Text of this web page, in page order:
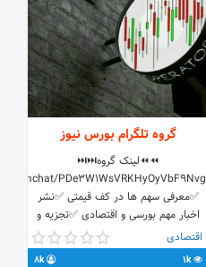
گروه تلگرام بورس نیوز
⏪⏪لینک گروه⏭⏭
joinchat/PDe3W1WsVRKHyOyVbF9Nvg
✅معرفی سهم ها در کف قیمتی ✅نشر
اخبار مهم بورسی و اقتصادی ✅تجزیه و
تحلیل سهم ها از لحاظ بنیادی ✅بررسی و
تحلیل و درج نمودار و اخبار سهم ها
اقتصادی
1k
8k